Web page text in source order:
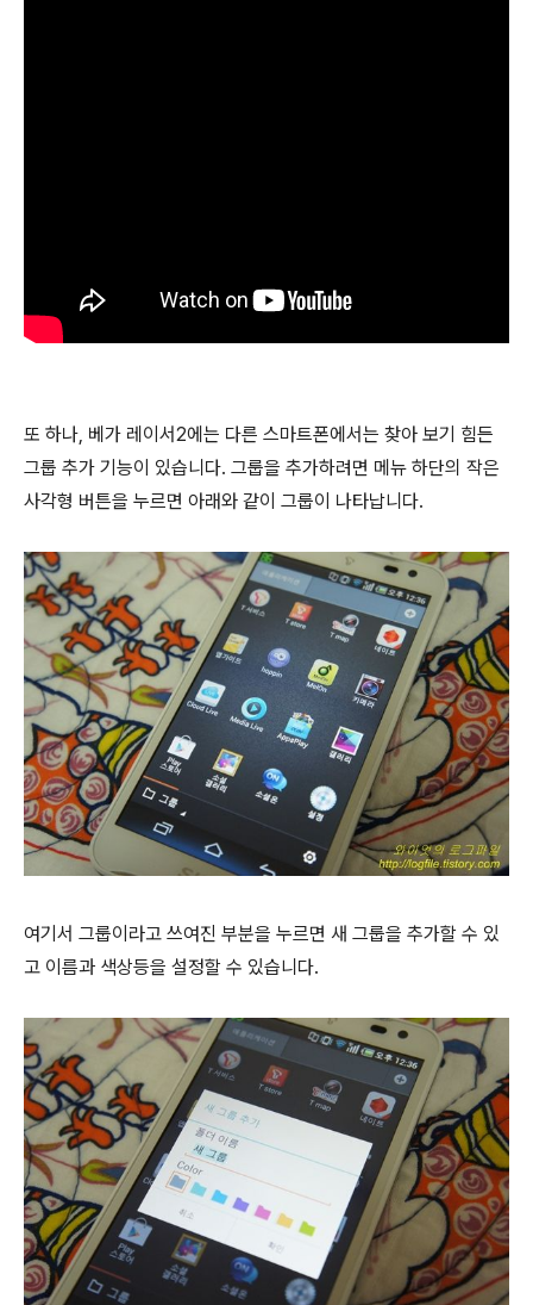
또 하나, 베가 레이서2에는 다른 스마트폰에서는 찾아 보기 힘든
그룹 추가 기능이 있습니다. 그룹을 추가하려면 메뉴 하단의 작은
사각형 버튼을 누르면 아래와 같이 그룹이 나타납니다.
여기서 그룹이라고 쓰여진 부분을 누르면 새 그룹을 추가할 수 있
고 이름과 색상등을 설정할 수 있습니다.